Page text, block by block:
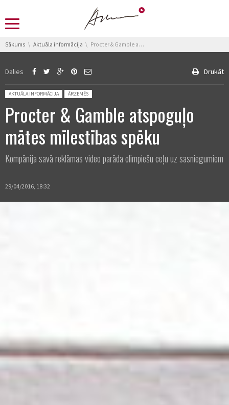
You are here:
Sākums Aktuāla informācija Procter & Gamble atspoguļo mātes mīlestības spēku
Dalies Drukāt
Posted in:
AKTUĀLA INFORMĀCIJA ĀRZEMĒS
Procter & Gamble atspoguļo
mātes mīlestības spēku
Kompānija savā reklāmas video parāda olimpiešu ceļu uz sasniegumiem
29/04/2016, 18:32